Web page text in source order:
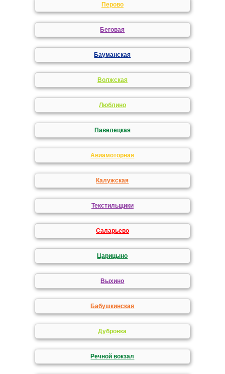
Перово
Беговая
Бауманская
Волжская
Люблино
Павелецкая
Авиамоторная
Калужская
Текстильщики
Саларьево
Царицыно
Выхино
Бабушкинская
Дубровка
Речной вокзал